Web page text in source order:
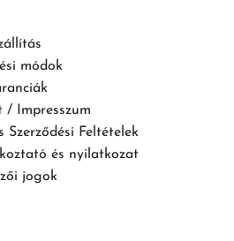
módok
/ Impresszum
Szerződési Feltételek
és nyilatkozat
jogok